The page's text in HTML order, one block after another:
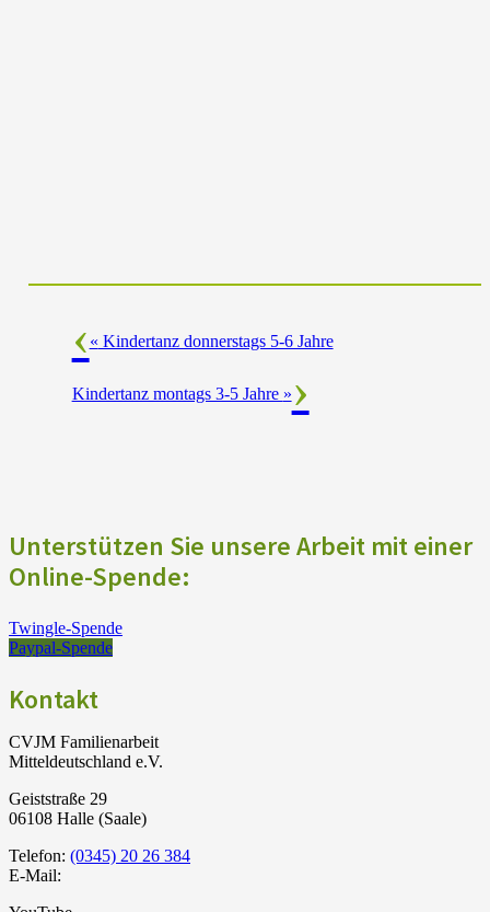
« Kindertanz donnerstags 5-6 Jahre
Kindertanz montags 3-5 Jahre »
Unterstützen Sie unsere Arbeit mit einer
Online-Spende:
Twingle-Spende
Paypal-Spende
Kontakt
CVJM Familienarbeit
Mitteldeutschland e.V.
Geiststraße 29
06108 Halle (Saale)
Telefon: (0345) 20 26 384
E-Mail: